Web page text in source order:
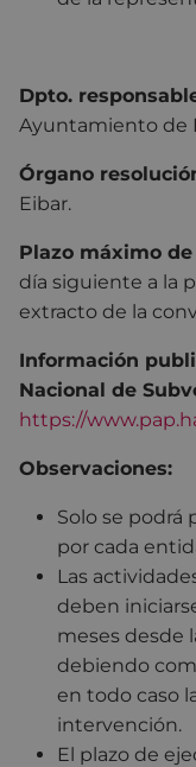
Dpto.
Ayuntamiento de
Órgano
Eibar.
Plazo máximo
día siguiente a la
extracto de la
Información
Nacional de
https://
Observaciones:
Solo se podrá
por cada
Las
deben
meses desde
debiendo
en todo caso
intervención.
El plazo de